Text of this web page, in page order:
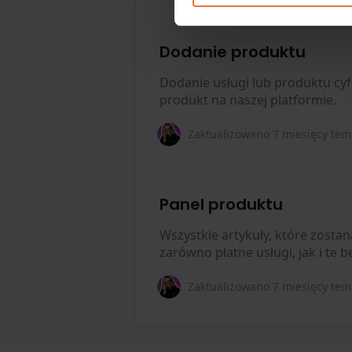
Dodanie produktu
Dodanie usługi lub produktu
produkt na naszej platformie.
Zaktualizowano 7 miesięcy
Panel produktu
Wszystkie artykuły, które
zarówno płatne usługi, jak i te
Zaktualizowano 7 miesięcy